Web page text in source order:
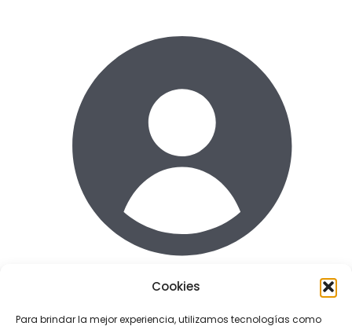
Cookies
Para brindar la mejor experiencia, utilizamos tecnologías como